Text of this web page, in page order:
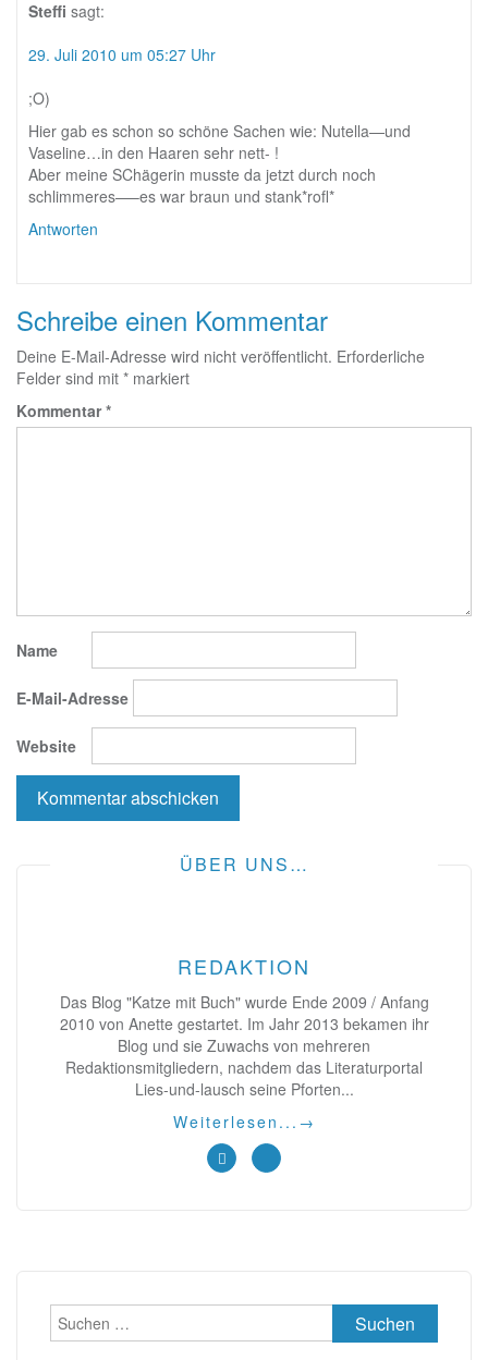
Steffi sagt:
29. Juli 2010 um 05:27 Uhr
;O)
Hier gab es schon so schöne Sachen wie: Nutella—und
Vaseline…in den Haaren sehr nett- !
Aber meine SChägerin musste da jetzt durch noch
schlimmeres—–es war braun und stank*rofl*
Antworten
Schreibe einen Kommentar
Deine E-Mail-Adresse wird nicht veröffentlicht. Erforderliche
Felder sind mit * markiert
Kommentar*
Name
E-Mail-Adresse
Website
ÜBER UNS…
REDAKTION
Das Blog "Katze mit Buch" wurde Ende 2009 / Anfang
2010 von Anette gestartet. Im Jahr 2013 bekamen ihr
Blog und sie Zuwachs von mehreren
Redaktionsmitgliedern, nachdem das Literaturportal
Lies-und-lausch seine Pforten...
Weiterlesen... →
Suchen
nach: